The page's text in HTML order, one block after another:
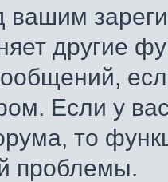
вашим
другие
Если у
то
проблемы.